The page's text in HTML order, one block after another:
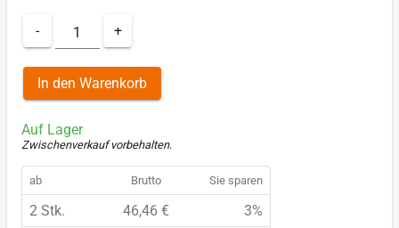
- +
In den Warenkorb
Auf Lager
Zwischenverkauf vorbehalten.
ab Brutto Sie sparen
2 Stk. 46,46 €
3%